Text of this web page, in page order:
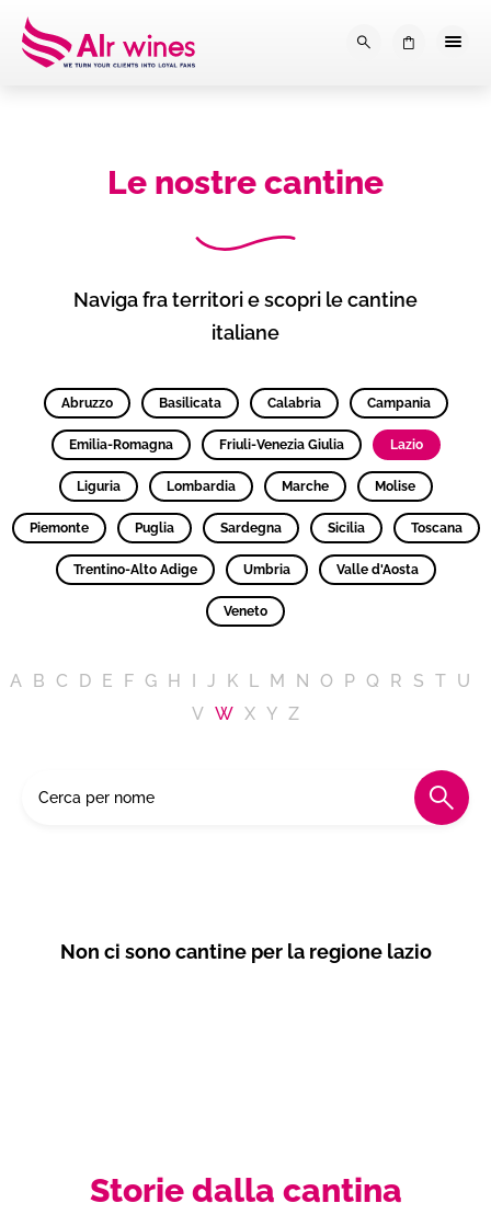
Dalla loro vendemmia, alla
Le nostre cantine
Naviga fra territori e scopri le cantine
italiane
Abruzzo Basilicata Calabria Campania
Emilia-Romagna Friuli-Venezia Giulia Lazio
Liguria Lombardia Marche Molise
Piemonte Puglia Sardegna Sicilia Toscana
Trentino-Alto Adige Umbria Valle d'Aosta
Veneto
A B C D E F G H J K L M N O P Q R S T U
V W X Y Z
Non ci sono cantine per la regione lazio
Storie dalla cantina